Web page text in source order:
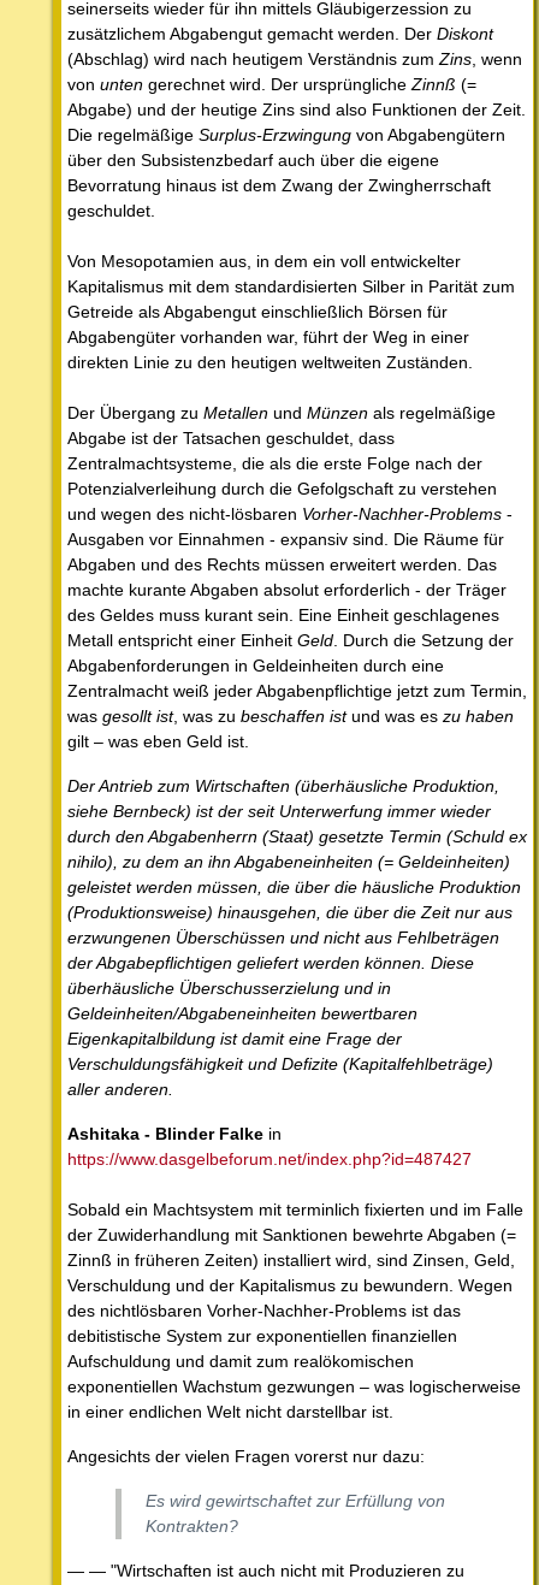
seinerseits wieder für ihn mittels Gläubigerzession zu
zusätzlichem Abgabengut gemacht werden. Der Diskont
(Abschlag) wird nach heutigem Verständnis zumZins, wenn
von unten gerechnet wird. Der ursprünglicheZinnß (=
Abgabe) und der heutige Zins sind also Funktionen der Zeit.
Die regelmäßige Surplus-Erzwingung von Abgabengütern
über den Subsistenzbedarf auch über die eigene
Bevorratung hinaus ist dem Zwang der Zwingherrschaft
geschuldet.
Von Mesopotamien aus, in dem ein voll entwickelter
Kapitalismus mit dem standardisierten Silber in Parität zum
Getreide als Abgabengut einschließlich Börsen für
Abgabengüter vorhanden war, führt der Weg in einer
direkten Linie zu den heutigen weltweiten Zuständen.
Der Übergang zu Metallen und Münzen als regelmäßige
Abgabe ist der Tatsachen geschuldet, dass
Zentralmachtsysteme, die als die erste Folge nach der
Potenzialverleihung durch die Gefolgschaft zu verstehen
und wegen des nicht-lösbaren Vorher-Nachher-Problems -
Ausgaben vor Einnahmen - expansiv sind. Die Räume für
Abgaben und des Rechts müssen erweitert werden. Das
machte kurante Abgaben absolut erforderlich - der Träger
des Geldes muss kurant sein. Eine Einheit geschlagenes
Metall entspricht einer Einheit Geld. Durch die Setzung der
Abgabenforderungen in Geldeinheiten durch eine
Zentralmacht weiß jeder Abgabenpflichtige jetzt zum Termin,
was gesollt ist, was zu beschaffen istund was es zu haben
gilt – was eben Geld ist.
Der Antrieb zum Wirtschaften (überhäusliche Produktion,
siehe Bernbeck) ist der seit Unterwerfung immer wieder
durch den Abgabenherrn (Staat) gesetzte Termin (Schuld ex
nihilo), zu dem an ihn Abgabeneinheiten (= Geldeinheiten)
geleistet werden müssen, die über die häusliche Produktion
(Produktionsweise) hinausgehen, die über die Zeit nur aus
erzwungenen Überschüssen und nicht aus Fehlbeträgen
der Abgabepflichtigen geliefert werden können. Diese
überhäusliche Überschusserzielung und in
Geldeinheiten/Abgabeneinheiten bewertbaren
Eigenkapitalbildung ist damit eine Frage der
Verschuldungsfähigkeit und Defizite (Kapitalfehlbeträge)
aller anderen.
Ashitaka - Blinder Falke in
https://www.dasgelbeforum.net/index.php?id=487427
Sobald ein Machtsystem mit terminlich fixierten und im Falle
der Zuwiderhandlung mit Sanktionen bewehrte Abgaben (=
Zinnß in früheren Zeiten) installiert wird, sind Zinsen, Geld,
Verschuldung und der Kapitalismus zu bewundern. Wegen
des nichtlösbaren Vorher-Nachher-Problems ist das
debitistische System zur exponentiellen finanziellen
Aufschuldung und damit zum realökomischen
exponentiellen Wachstum gezwungen – was logischerweise
in einer endlichen Welt nicht darstellbar ist.
Angesichts der vielen Fragen vorerst nur dazu:
Es wird gewirtschaftet zur Erfüllung von
Kontrakten?
— — "Wirtschaften ist auch nicht mit Produzieren zu